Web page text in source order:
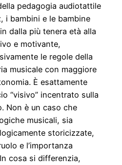
pedagogia audiotattile
i bambini e le bambine
dalla più tenera età alla
e motivante,
le regole della
musicale con maggiore
È esattamente
“visivo” incentrato sulla
Non è un caso che
musicali, sia
storicizzate,
e l’importanza
cosa si differenzia,